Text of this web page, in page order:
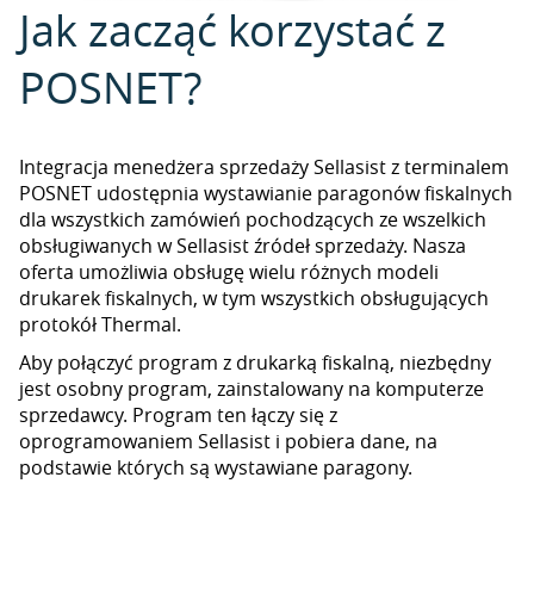
Jak zacząć korzystać z
POSNET?
Integracja menedżera sprzedaży Sellasist z terminalem
POSNET udostępnia wystawianie paragonów fiskalnych
dla wszystkich zamówień pochodzących ze wszelkich
obsługiwanych w Sellasist źródeł sprzedaży. Nasza
oferta umożliwia obsługę wielu różnych modeli
drukarek fiskalnych, w tym wszystkich obsługujących
protokół Thermal.
Aby połączyć program z drukarką fiskalną, niezbędny
jest osobny program, zainstalowany na komputerze
sprzedawcy. Program ten łączy się z
oprogramowaniem Sellasist i pobiera dane, na
podstawie których są wystawiane paragony.